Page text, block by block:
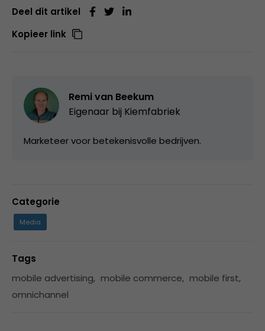
Deel dit artikel
Kopieer link
Remi van Beekum
Eigenaar bij Kiemfabriek
Marketeer voor betekenisvolle bedrijven.
Categorie
Media
Tags
mobile advertising, mobile commerce, mobile first,
omnichannel